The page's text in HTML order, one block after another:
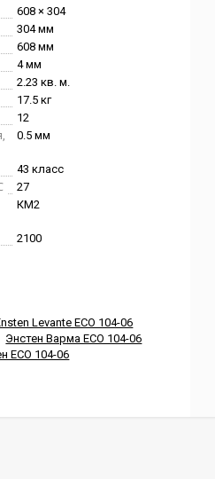
608 × 304
304 мм
608 мм
4 мм
2.23 кв. м.
17.5 кг
12
0.5 мм
43 класс
27
КМ2
2100
Levante ECO 104-06
Энстен Варма ECO 104-06
ECO 104-06